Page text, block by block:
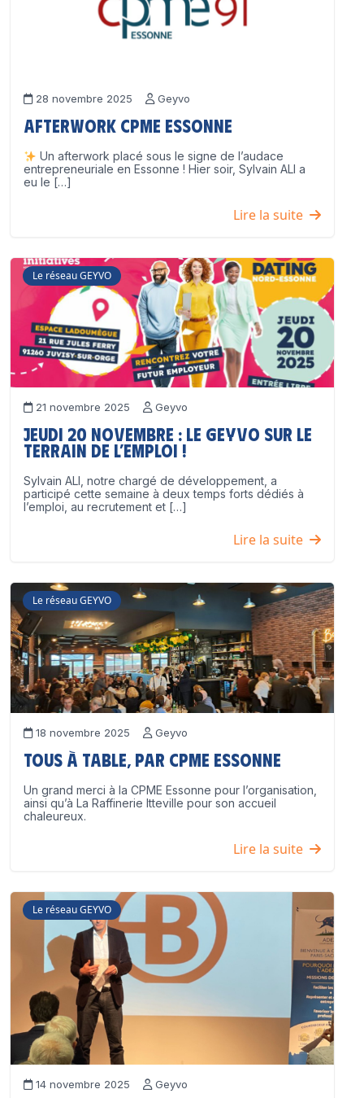
28 novembre 2025 Geyvo
Afterwork CPME Essonne
Un afterwork placé sous le signe de l’audace
entrepreneuriale en Essonne ! Hier soir, Sylvain ALI a
eu le […]
Lire la suite
Le réseau GEYVO
21 novembre 2025 Geyvo
Jeudi 20 novembre : le GEYVO sur le
terrain de l’emploi !
Sylvain ALI, notre chargé de développement, a
participé cette semaine à deux temps forts dédiés à
l’emploi, au recrutement et […]
Lire la suite
Le réseau GEYVO
18 novembre 2025 Geyvo
Tous à table, par CPME Essonne
Un grand merci à la CPME Essonne pour l’organisation,
ainsi qu’à La Raffinerie Itteville pour son accueil
chaleureux.
Lire la suite
Le réseau GEYVO
14 novembre 2025 Geyvo